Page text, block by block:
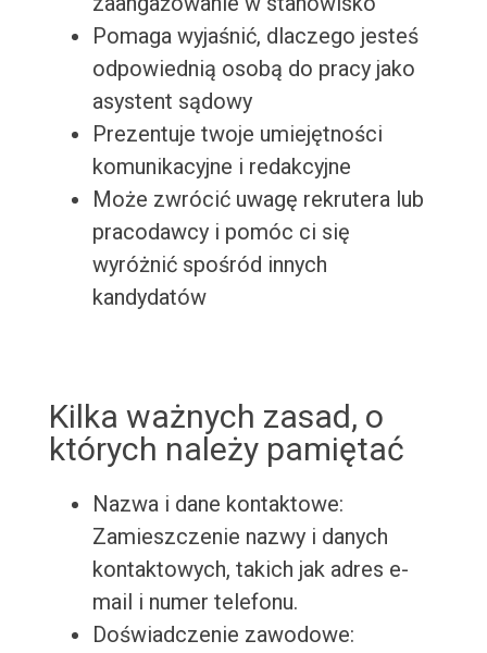
Pomaga wyjaśnić, dlaczego jesteś
odpowiednią osobą do pracy jako
asystent sądowy
Prezentuje twoje umiejętności
komunikacyjne i redakcyjne
Może zwrócić uwagę rekrutera lub
pracodawcy i pomóc ci się
wyróżnić spośród innych
kandydatów
Kilka ważnych zasad, o
których należy pamiętać
Nazwa i dane kontaktowe:
Zamieszczenie nazwy i danych
kontaktowych, takich jak adres e-
mail i numer telefonu.
Doświadczenie zawodowe: